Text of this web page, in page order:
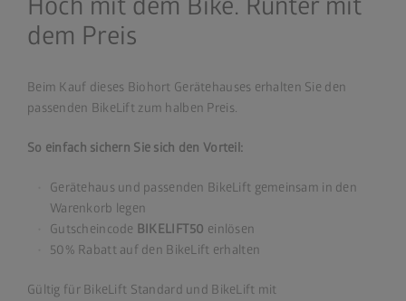
Hoch mit dem Bike. Runter mit
dem Preis
Beim Kauf dieses Biohort Gerätehauses erhalten Sie den
passenden BikeLift zum halben Preis.
So einfach sichern Sie sich den Vorteil:
Gerätehaus und passenden BikeLift gemeinsam in den
Warenkorb legen
Gutscheincode BIKELIFT50 einlösen
50% Rabatt auf den BikeLift erhalten
Gültig für BikeLift Standard und BikeLift mit